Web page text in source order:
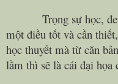
Trọng sự học, đem
một điều tốt và cần
học thuyết mà từ căn
lầm thì sẽ là cái đại họa